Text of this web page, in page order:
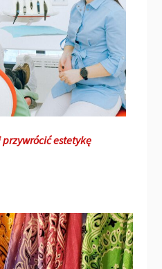
przywrócić estetykę